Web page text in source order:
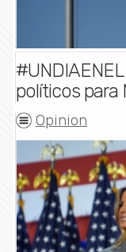
políticos para
Opinion